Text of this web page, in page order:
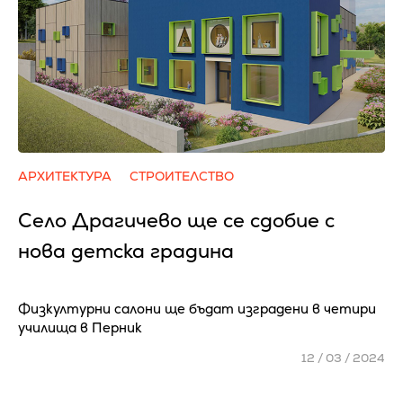
АРХИТЕКТУРА СТРОИТЕЛСТВО
Село Драгичево ще се сдобие с
нова детска градина
Физкултурни салони ще бъдат изградени в четири
училища в Перник
12 / 03 / 2024